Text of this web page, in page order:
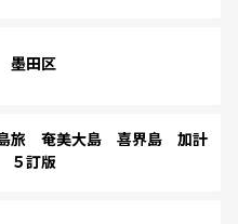
墨田区
旅 奄美大島 喜界島 加計
５訂版